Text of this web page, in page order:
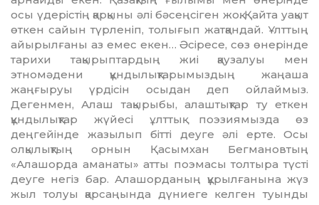
осы үдерістің қарқыны әлі бәсеңсіген жоқ. Қайта уақыт
өткен сайын түрленіп, толығып жатқандай. Ұлттың
айы­рылғаны аз емес екен… Әсіресе, сөз өнерінде
тарихи тақырыптардың жиі қаузалуы мен
этномәдени құндылықтарымыздың жаңаша
жаңғыруы үрдісін осыдан деп ойлаймыз.
Дегенмен, Алаш тақырыбы, алаштықтар ту еткен
құндылықтар жүйесі ұлттық поэзия­мызда өз
деңгейінде жазылып бітті деуге әлі ерте. Осы
олқылықтың орнын Қасымхан Бег­мановтың
«Алашорда аманаты» атты поэмасы толтыра түсті
деуге негіз бар. Алашорданың құрылғанына жүз
жыл толуы қарсаңында дүниеге келген туынды